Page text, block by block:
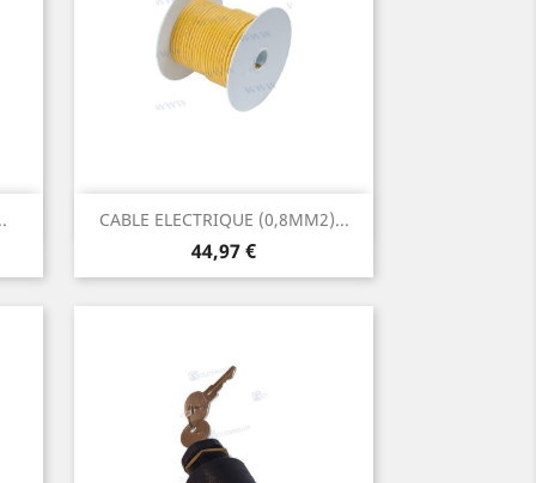
CABLE ELECTRIQUE (0,8MM2)...
Prix
44,97 €
Aperçu rapide